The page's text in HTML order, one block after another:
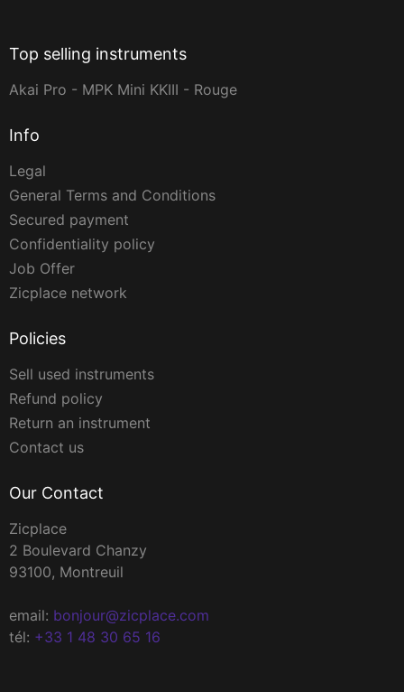
Top selling instruments
Akai Pro - MPK Mini KKIII - Rouge
Info
Legal
General Terms and Conditions
Secured payment
Confidentiality policy
Job Offer
Zicplace network
Policies
Sell used instruments
Refund policy
Return an instrument
Contact us
Our Contact
Zicplace
2 Boulevard Chanzy
93100, Montreuil
email: bonjour@zicplace.com
tél: +33 1 48 30 65 16